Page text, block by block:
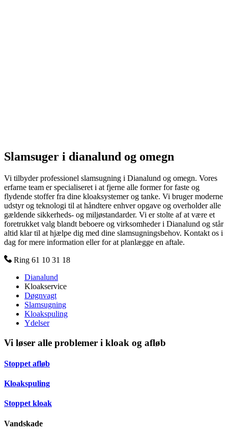
Slamsuger i dianalund og omegn
Vi tilbyder professionel slamsugning i Dianalund og omegn. Vores
erfarne team er specialiseret i at fjerne alle former for faste og
flydende stoffer fra dine kloaksystemer og tanke. Vi bruger moderne
udstyr og teknologi til at håndtere enhver opgave og overholder alle
gældende sikkerheds- og miljøstandarder. Vi er stolte af at være et
foretrukket valg blandt beboere og virksomheder i Dianalund og står
altid klar til at hjælpe dig med dine slamsugningsbehov. Kontakt os i
dag for mere information eller for at planlægge en aftale.
Ring 61 10 31 18
Dianalund
Kloakservice
Døgnvagt
Slamsugning
Kloakspuling
Ydelser
Vi løser alle problemer i kloak og afløb
Stoppet afløb
Kloakspuling
Stoppet kloak
Vandskade